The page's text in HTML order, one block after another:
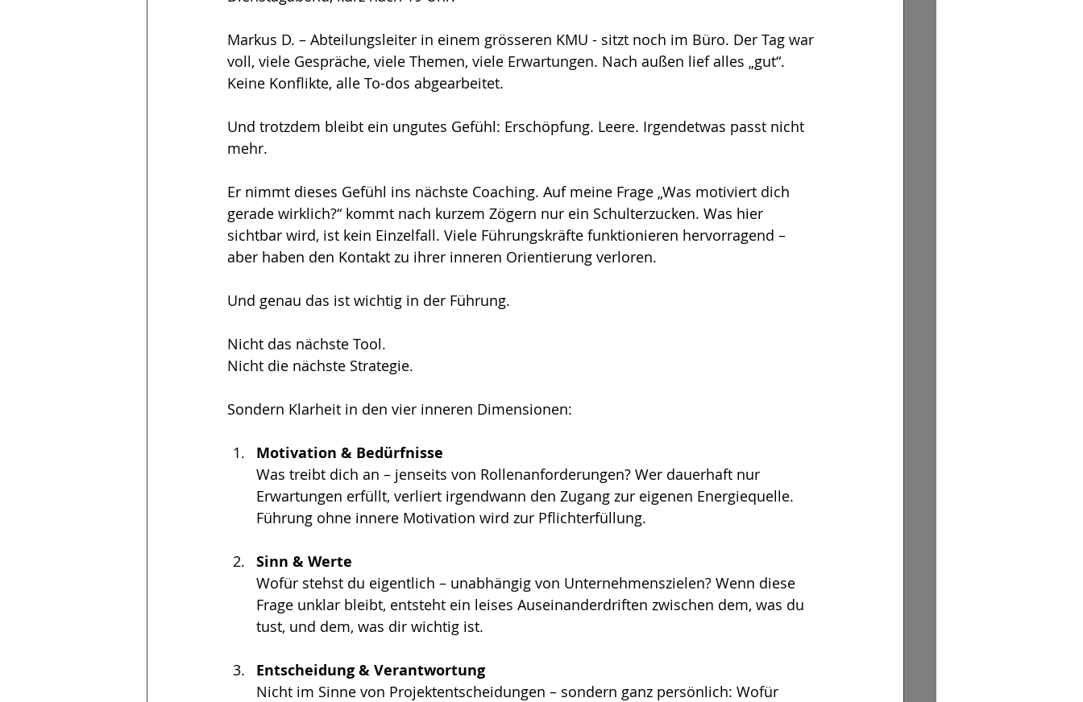
Markus D. – Abteilungsleiter in einem grösseren KMU - sitzt noch im Büro. Der Tag war
voll, viele Gespräche, viele Themen, viele Erwartungen. Nach außen lief alles „gut“.
Keine Konflikte, alle To-dos abgearbeitet.
Und trotzdem bleibt ein ungutes Gefühl: Erschöpfung. Leere. Irgendetwas passt nicht
mehr.
Er nimmt dieses Gefühl ins nächste Coaching. Auf meine Frage „Was motiviert dich
gerade wirklich?“ kommt nach kurzem Zögern nur ein Schulterzucken. Was hier
sichtbar wird, ist kein Einzelfall. Viele Führungskräfte funktionieren hervorragend –
aber haben den Kontakt zu ihrer inneren Orientierung verloren.
Und genau das ist wichtig in der Führung.
Nicht das nächste Tool.
Nicht die nächste Strategie.
Sondern Klarheit in den vier inneren Dimensionen:
Motivation & Bedürfnisse
Was treibt dich an – jenseits von Rollenanforderungen? Wer dauerhaft nur
Erwartungen erfüllt, verliert irgendwann den Zugang zur eigenen Energiequelle.
Führung ohne innere Motivation wird zur Pflichterfüllung.
Sinn & Werte
Wofür stehst du eigentlich – unabhängig von Unternehmenszielen? Wenn diese
Frage unklar bleibt, entsteht ein leises Auseinanderdriften zwischen dem, was du
tust, und dem, was dir wichtig ist.
Entscheidung & Verantwortung
Nicht im Sinne von Projektentscheidungen – sondern ganz persönlich: Wofür